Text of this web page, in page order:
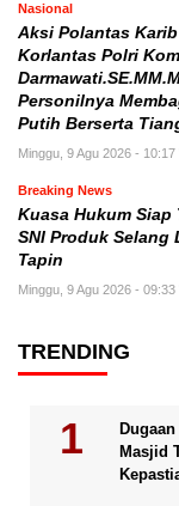
Nasional
Aksi Polantas
Korlantas Polri
Personilnya
Putih Berserta
Minggu, 9 Agu 2026 - 10:17
Breaking News
Kuasa Hukum
SNI Produk Selang
Tapin
Minggu, 9 Agu 2026 - 09:33
TRENDING
Masjid